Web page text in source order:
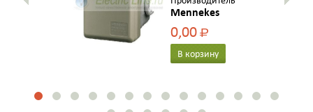
Mennekes
0,00Р
В корзину